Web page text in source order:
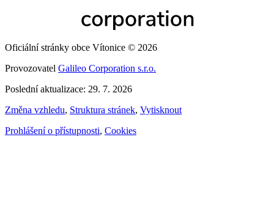
Oficiální stránky obce Vítonice © 2026
Provozovatel Galileo Corporation s.r.o.
Poslední aktualizace: 29. 7. 2026
Změna vzhledu, Struktura stránek, Vytisknout
Prohlášení o přístupnosti, Cookies